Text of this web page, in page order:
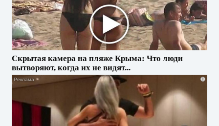
Скрытая камера на пляже Крыма: Что люди
вытворяют, когда их не видят...
i